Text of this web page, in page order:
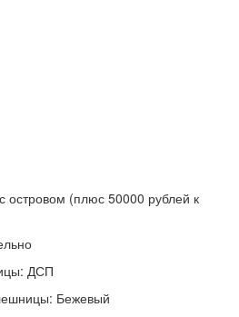
островом (плюс 50000 рублей к
ДСП
Бежевый